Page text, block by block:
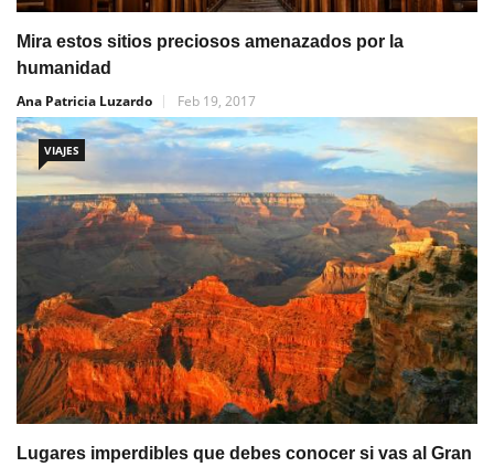
Mira estos sitios preciosos amenazados por la
humanidad
Ana Patricia Luzardo
Feb 19, 2017
VIAJES
Lugares imperdibles que debes conocer si vas al Gran